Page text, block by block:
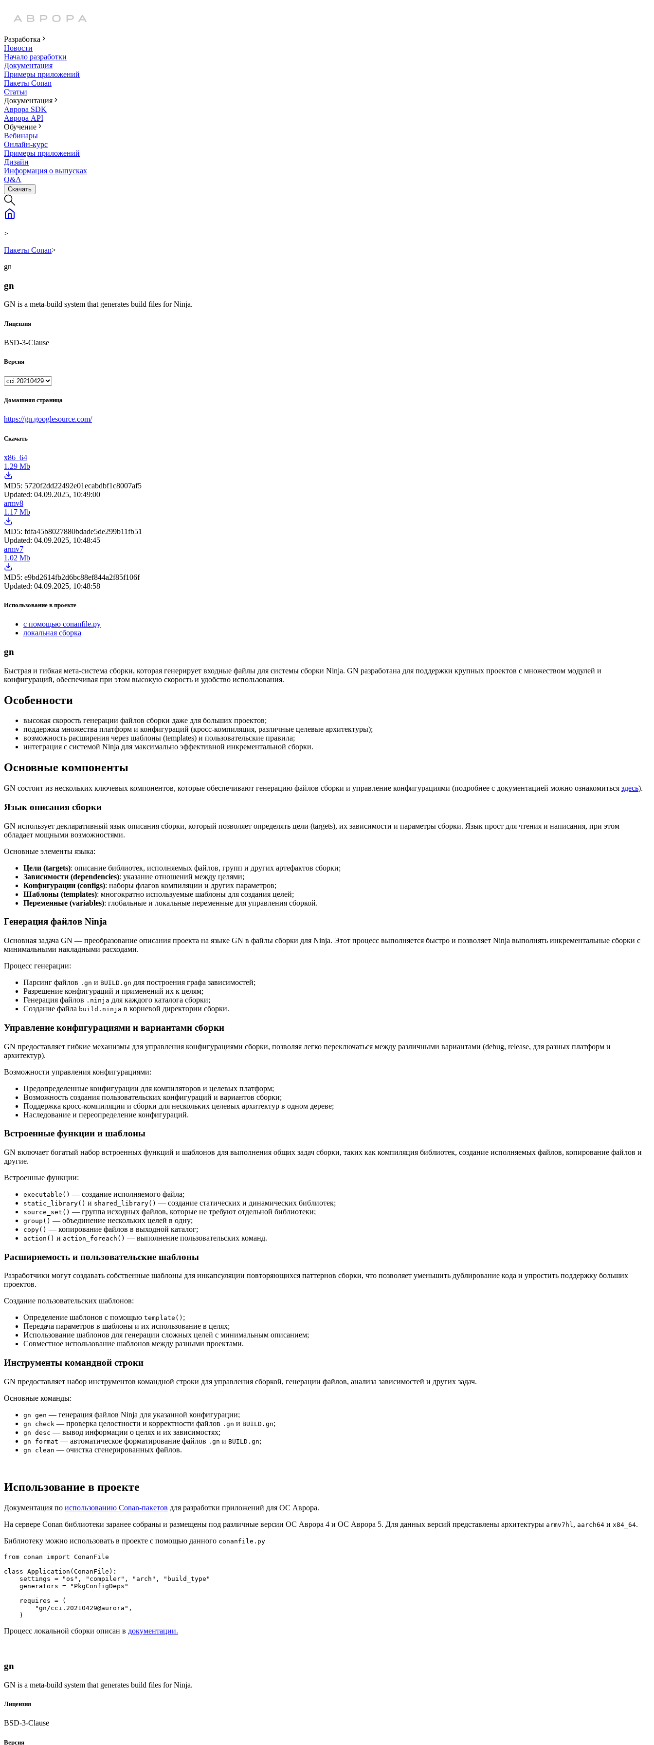
Разработка
Новости
Начало разработки
Документация
Примеры приложений
Пакеты Conan
Статьи
Документация
Аврора SDK
Аврора API
Обучение
Вебинары
Онлайн-курс
Примеры приложений
Дизайн
Информация о выпусках
Q&A
Скачать
>
Пакеты Conan>
gn
gn
GN is a meta-build system that generates build files for Ninja.
Лицензия
BSD-3-Clause
Версия
Домашняя страница
https://gn.googlesource.com/
Скачать
x86_64
1.29 Mb
MD5: 5720f2dd22492e01ecabdbf1c8007af5
Updated: 04.09.2025, 10:49:00
armv8
1.17 Mb
MD5: fdfa45b8027880bdade5de299b11fb51
Updated: 04.09.2025, 10:48:45
armv7
1.02 Mb
MD5: e9bd2614fb2d6bc88ef844a2f85f106f
Updated: 04.09.2025, 10:48:58
Использование в проекте
с помощью conanfile.py
локальная сборка
gn
Быстрая и гибкая мета-система сборки, которая генерирует входные файлы для системы сборки Ninja. GN разработана для поддержки крупных проектов с множеством модулей и
конфигураций, обеспечивая при этом высокую скорость и удобство использования.
Особенности
высокая скорость генерации файлов сборки даже для больших проектов;
поддержка множества платформ и конфигураций (кросс-компиляция, различные целевые архитектуры);
возможность расширения через шаблоны (templates) и пользовательские правила;
интеграция с системой Ninja для максимально эффективной инкрементальной сборки.
Основные компоненты
GN состоит из нескольких ключевых компонентов, которые обеспечивают генерацию файлов сборки и управление конфигурациями (подробнее с документацией можно ознакомиться здесь).
Язык описания сборки
GN использует декларативный язык описания сборки, который позволяет определять цели (targets), их зависимости и параметры сборки. Язык прост для чтения и написания, при этом
обладает мощными возможностями.
Основные элементы языка:
Цели (targets): описание библиотек, исполняемых файлов, групп и других артефактов сборки;
Зависимости (dependencies): указание отношений между целями;
Конфигурации (configs): наборы флагов компиляции и других параметров;
Шаблоны (templates): многократно используемые шаблоны для создания целей;
Переменные (variables): глобальные и локальные переменные для управления сборкой.
Генерация файлов Ninja
Основная задача GN — преобразование описания проекта на языке GN в файлы сборки для Ninja. Этот процесс выполняется быстро и позволяет Ninja выполнять инкрементальные сборки с
минимальными накладными расходами.
Процесс генерации:
Парсинг файлов .gn и BUILD.gn для построения графа зависимостей;
Разрешение конфигураций и применений их к целям;
Генерация файлов .ninja для каждого каталога сборки;
Создание файла build.ninja в корневой директории сборки.
Управление конфигурациями и вариантами сборки
GN предоставляет гибкие механизмы для управления конфигурациями сборки, позволяя легко переключаться между различными вариантами (debug, release, для разных платформ и
архитектур).
Возможности управления конфигурациями:
Предопределенные конфигурации для компиляторов и целевых платформ;
Возможность создания пользовательских конфигураций и вариантов сборки;
Поддержка кросс-компиляции и сборки для нескольких целевых архитектур в одном дереве;
Наследование и переопределение конфигураций.
Встроенные функции и шаблоны
GN включает богатый набор встроенных функций и шаблонов для выполнения общих задач сборки, таких как компиляция библиотек, создание исполняемых файлов, копирование файлов и
другие.
Встроенные функции:
executable() — создание исполняемого файла;
static_library() и shared_library() — создание статических и динамических библиотек;
source_set() — группа исходных файлов, которые не требуют отдельной библиотеки;
group() — объединение нескольких целей в одну;
copy() — копирование файлов в выходной каталог;
action() и action_foreach() — выполнение пользовательских команд.
Расширяемость и пользовательские шаблоны
Разработчики могут создавать собственные шаблоны для инкапсуляции повторяющихся паттернов сборки, что позволяет уменьшить дублирование кода и упростить поддержку больших
проектов.
Создание пользовательских шаблонов:
Определение шаблонов с помощью template() ;
Передача параметров в шаблоны и их использование в целях;
Использование шаблонов для генерации сложных целей с минимальным описанием;
Совместное использование шаблонов между разными проектами.
Инструменты командной строки
GN предоставляет набор инструментов командной строки для управления сборкой, генерации файлов, анализа зависимостей и других задач.
Основные команды:
gn gen — генерация файлов Ninja для указанной конфигурации;
gn check — проверка целостности и корректности файлов .gn и BUILD.gn;
gn desc — вывод информации о целях и их зависимостях;
gn format — автоматическое форматирование файлов .gn и BUILD.gn;
gn clean — очистка сгенерированных файлов.
Использование в проекте
Документация по использованию Conan-пакетов для разработки приложений для ОС Аврора.
На сервере Conan библиотеки заранее собраны и размещены под различные версии ОС Аврора 4 и ОC Аврора 5. Для данных версий представлены архитектуры armv7hl , aarch64 и x84_64.
Библиотеку можно использовать в проекте с помощью данного conanfile.py
from conan import ConanFile
class Application (ConanFile ):
    settings =
"os" , "compiler" , "arch" ,
"build_type"
    generators =
"PkgConfigDeps"
    requires = (
"gn/cci.20210429@aurora" ,
Процесс локальной сборки описан в документации.
gn
GN is a meta-build system that generates build files for Ninja.
Лицензия
BSD-3-Clause
Версия